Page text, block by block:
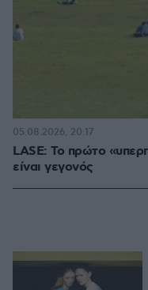
LASE: Το πρώτο
είναι γεγονός
05.08.2026, 20:17